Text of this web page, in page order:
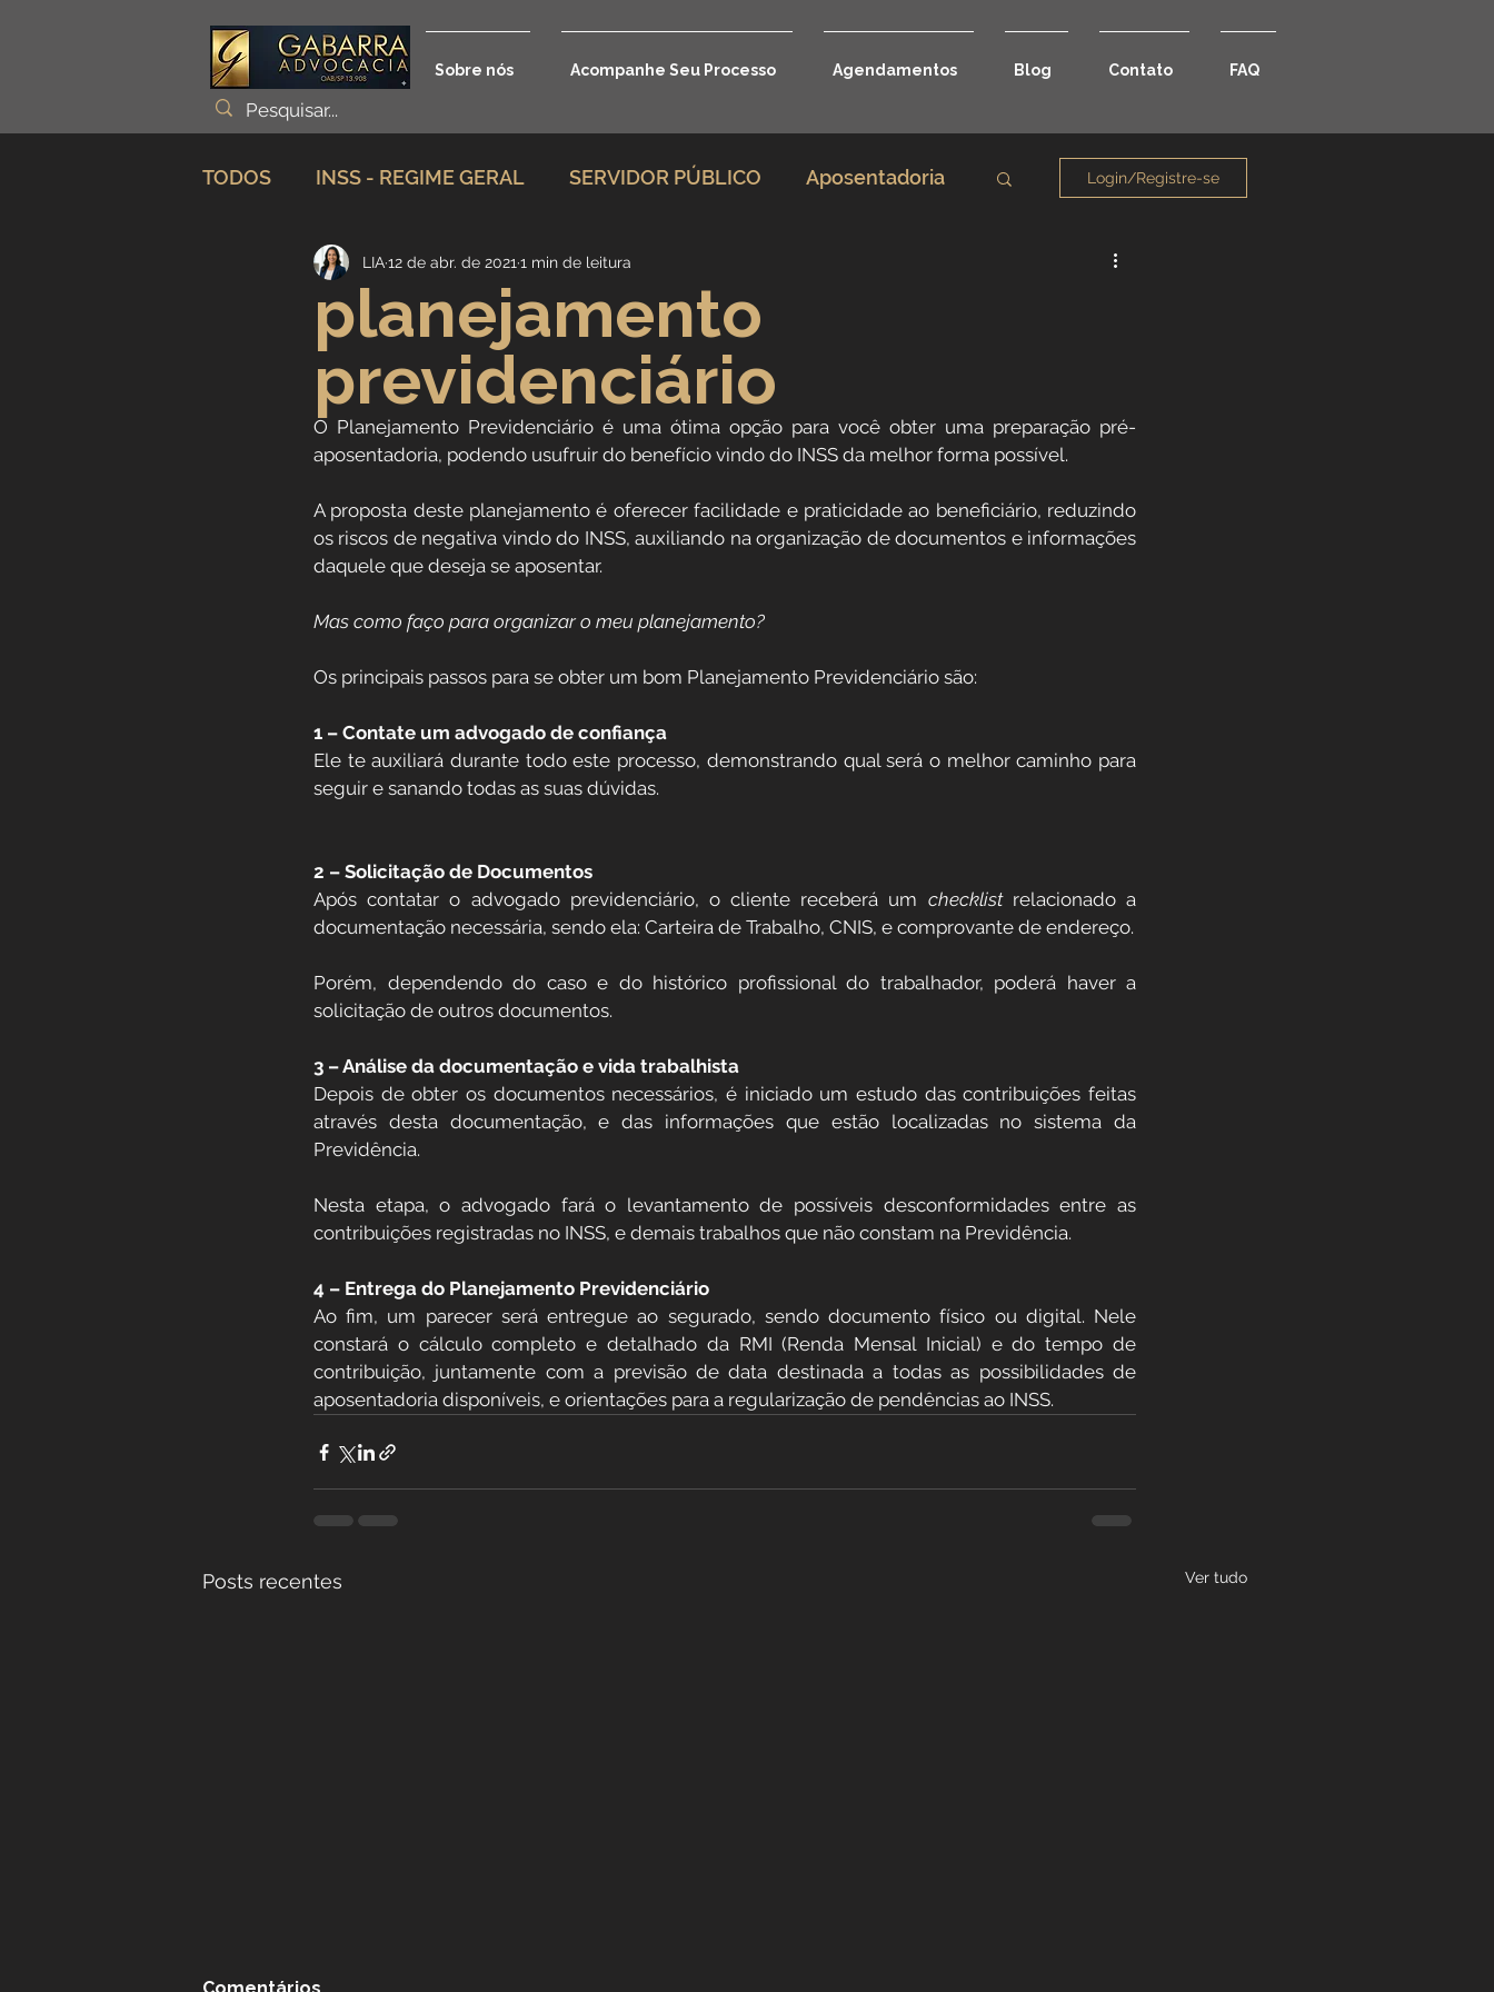
Sobre nós Acompanhe Seu Processo Agendamentos Blog Contato FAQ
TODOS INSS - REGIME GERAL SERVIDOR PÚBLICO Aposentadoria
Planejamento Previdenciário Direito Previdenciário
Incapacidade / Auxílio Benefícios por incapacidade
Aposentadoria Especial Aposentadoria por idade Carreira Jurídica
Previdência Internacional Direitos Sociais
Previdência para Trabalhadores Aposentadoria por Invalidez
Aposentadoria do Servidor Público Reforma da previdência
Login/Registre-se
planejamento
previdenciário
LIA12 de abr. de 2021 1 min de leitura
O Planejamento Previdenciário é uma ótima opção para você obter uma preparação pré-
aposentadoria, podendo usufruir do benefício vindo do INSS da melhor forma possível.
A proposta deste planejamento é oferecer facilidade e praticidade ao beneficiário, reduzindo
os riscos de negativa vindo do INSS, auxiliando na organização de documentos e informações
daquele que deseja se aposentar.
Mas como faço para organizar o meu planejamento?
Os principais passos para se obter um bom Planejamento Previdenciário são:
1 – Contate um advogado de confiança
Ele te auxiliará durante todo este processo, demonstrando qual será o melhor caminho para
seguir e sanando todas as suas dúvidas.
2 – Solicitação de Documentos
Após contatar o advogado previdenciário, o cliente receberá um checklist relacionado a
documentação necessária, sendo ela: Carteira de Trabalho, CNIS, e comprovante de endereço.
Porém, dependendo do caso e do histórico profissional do trabalhador, poderá haver a
solicitação de outros documentos.
3 – Análise da documentação e vida trabalhista
Depois de obter os documentos necessários, é iniciado um estudo das contribuições feitas
através desta documentação, e das informações que estão localizadas no sistema da
Previdência.
Nesta etapa, o advogado fará o levantamento de possíveis desconformidades entre as
contribuições registradas no INSS, e demais trabalhos que não constam na Previdência.
4 – Entrega do Planejamento Previdenciário
Ao fim, um parecer será entregue ao segurado, sendo documento físico ou digital. Nele
constará o cálculo completo e detalhado da RMI (Renda Mensal Inicial) e do tempo de
contribuição, juntamente com a previsão de data destinada a todas as possibilidades de
aposentadoria disponíveis, e orientações para a regularização de pendências ao INSS.
Posts recentes Ver tudo